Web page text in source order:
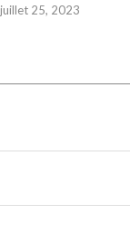
juillet 25, 2023